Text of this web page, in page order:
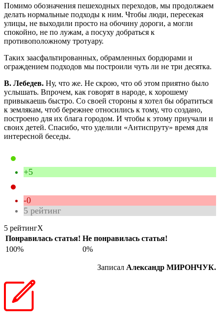
Помимо обозначения пешеходных переходов, мы продолжаем
делать нормальные подходы к ним. Чтобы люди, пересекая
улицы, не выходили просто на обочину дороги, а могли
спокойно, не по лужам, а посуху добраться к
противоположному тротуару.
Таких заасфальтированных, обрамленных бордюрами и
ограждением подходов мы построили чуть ли не три десятка.
В. Лебедев. Ну, что же. Не скрою, что об этом приятно было
услышать. Впрочем, как говорят в народе, к хорошему
привыкаешь быстро. Со своей стороны я хотел бы обратиться
к землякам, чтоб бережнее относились к тому, что создано,
построено для их блага городом. И чтобы к этому приучали и
своих детей. Спасибо, что уделили «Антиспруту» время для
интересной беседы.
+5
-0
5 рейтинг
5 рейтингX
Понравилась статья! Не понравилась статья!
100%
0%
Записал Александр МИРОНЧУК.